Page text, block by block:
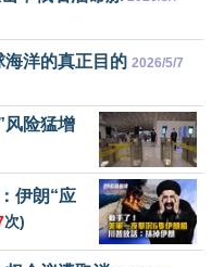
洋的真正目的 2026/5/7
风险猛增
伊朗“应
次)